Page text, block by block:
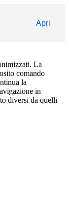
Apri
La
comando
la
in
diversi da quelli